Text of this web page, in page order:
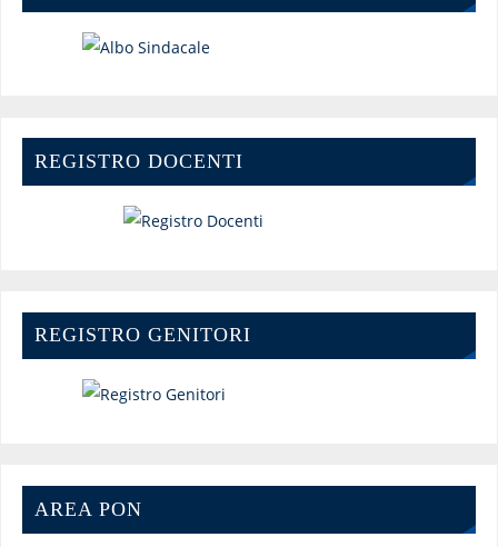
REGISTRO DOCENTI
REGISTRO GENITORI
AREA PON